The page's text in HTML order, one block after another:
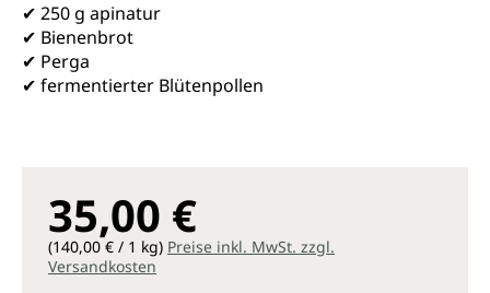
✔ 250 g apinatur
✔ Bienenbrot
✔ Perga
✔ fermentierter Blütenpollen
35,00 €
(140,00 € / 1 kg) Preise inkl. MwSt. zzgl.
Versandkosten